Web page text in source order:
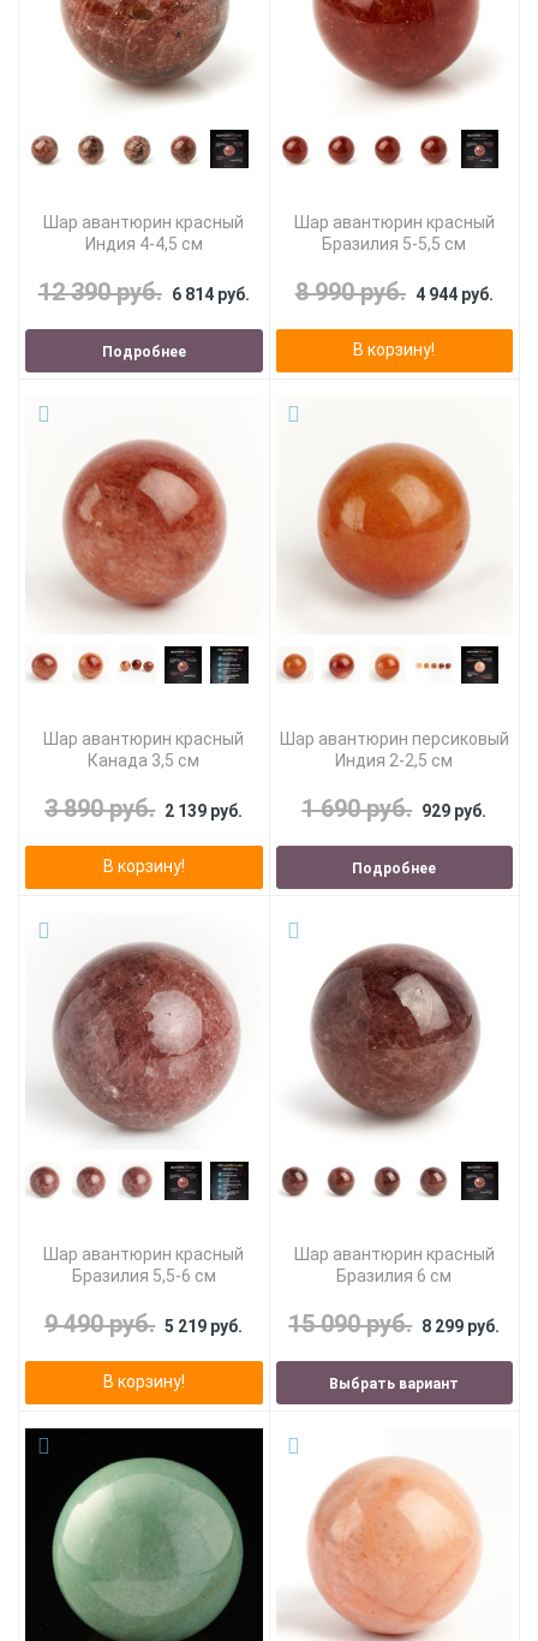
Шар авантюрин красный
Индия 4-4,5 см
12 390 руб. 6 814 руб.
Подробнее
Шар авантюрин красный
Бразилия 5-5,5 см
8 990 руб. 4 944 руб.
В корзину!
Шар авантюрин красный
Канада 3,5 см
3 890 руб. 2 139 руб.
В корзину!
Шар авантюрин персиковый
Индия 2-2,5 см
1 690 руб. 929 руб.
Подробнее
Шар авантюрин красный
Бразилия 5,5-6 см
9 490 руб. 5 219 руб.
В корзину!
Шар авантюрин красный
Бразилия 6 см
15 090 руб. 8 299 руб.
Выбрать вариант